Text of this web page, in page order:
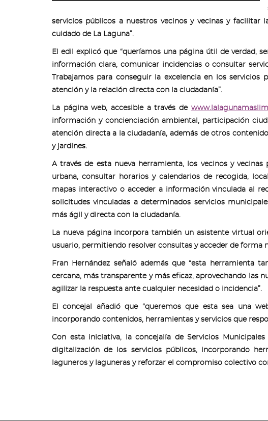
servicios públicos a nuestros vecinos y vecinas y
cuidado de La Laguna”.
El edil explicó que “queríamos una página útil de verdad,
información clara, comunicar incidencias o consultar
Trabajamos para conseguir la excelencia en los
atención y la relación directa con la ciudadanía”.
La página web, accesible a través de
información y concienciación ambiental, participación
atención directa a la ciudadanía, además de otros
y jardines.
A través de esta nueva herramienta, los vecinos y
urbana, consultar horarios y calendarios de recogida,
mapas interactivo o acceder a información vinculada al
solicitudes vinculadas a determinados servicios
más ágil y directa con la ciudadanía.
La nueva página incorpora también un asistente virtual
usuario, permitiendo resolver consultas y acceder de
Fran Hernández señaló además que “esta herramienta
cercana, más transparente y más eficaz, aprovechando las
agilizar la respuesta ante cualquier necesidad o incidencia”.
El concejal añadió que “queremos que esta sea una
incorporando contenidos, herramientas y servicios que
Con esta iniciativa, la concejalía de Servicios
digitalización de los servicios públicos, incorporando
laguneros y laguneras y reforzar el compromiso colectivo